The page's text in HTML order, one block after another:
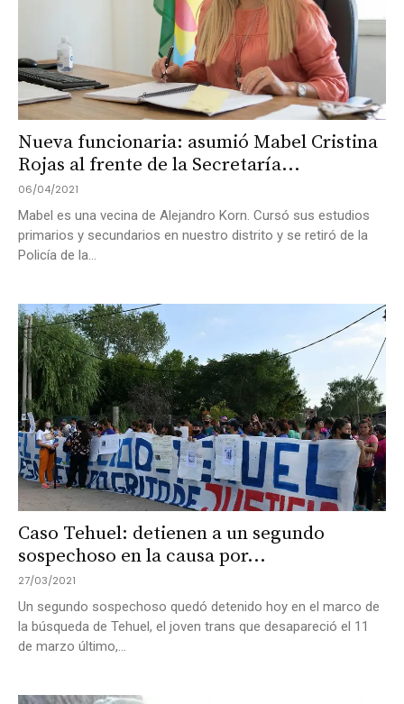
Nueva funcionaria: asumió Mabel Cristina
Rojas al frente de la Secretaría...
06/04/2021
Mabel es una vecina de Alejandro Korn. Cursó sus estudios
primarios y secundarios en nuestro distrito y se retiró de la
Policía de la...
Caso Tehuel: detienen a un segundo
sospechoso en la causa por...
27/03/2021
Un segundo sospechoso quedó detenido hoy en el marco de
la búsqueda de Tehuel, el joven trans que desapareció el 11
de marzo último,...